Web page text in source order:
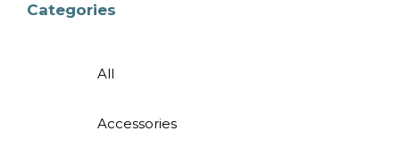
Categories
All
Accessories